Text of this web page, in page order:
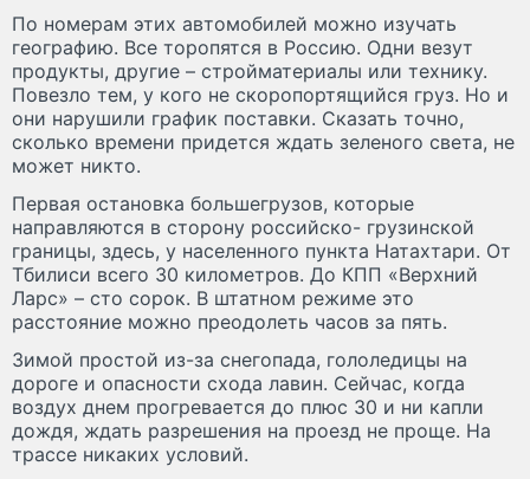
По номерам этих автомобилей можно изучать
географию. Все торопятся в Россию. Одни везут
продукты, другие – стройматериалы или технику.
Повезло тем, у кого не скоропортящийся груз. Но и
они нарушили график поставки. Сказать точно,
сколько времени придется ждать зеленого света, не
может никто.
Первая остановка большегрузов, которые
направляются в сторону российско- грузинской
границы, здесь, у населенного пункта Натахтари. От
Тбилиси всего 30 километров. До КПП «Верхний
Ларс» – сто сорок. В штатном режиме это
расстояние можно преодолеть часов за пять.
Зимой простой из-за снегопада, гололедицы на
дороге и опасности схода лавин. Сейчас, когда
воздух днем прогревается до плюс 30 и ни капли
дождя, ждать разрешения на проезд не проще. На
трассе никаких условий.